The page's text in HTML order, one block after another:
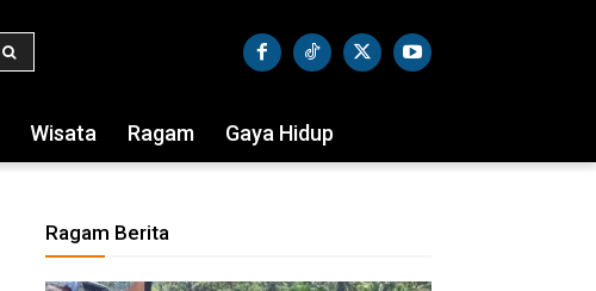
Wisata Ragam Gaya Hidup
Ragam Berita